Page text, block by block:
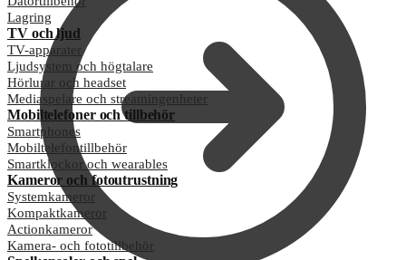
Lagring
TV och ljud
TV-apparater
Ljudsystem och högtalare
Hörlurar och headset
Mediaspelare och streamingenheter
Mobiltelefoner och tillbehör
Smartphones
Mobiltelefontillbehör
Smartklockor och wearables
Kameror och fotoutrustning
Systemkameror
Kompaktkameror
Actionkameror
Kamera- och fototillbehör